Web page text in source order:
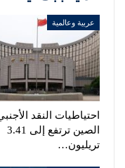
عربية وعالمية
احتياطيات النقد
الصين ترتفع إلى 3.41
تريليون…